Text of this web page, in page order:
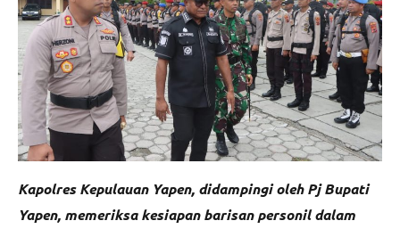
Kapolres Kepulauan Yapen, didampingi oleh Pj Bupati
Yapen, memeriksa kesiapan barisan personil dalam